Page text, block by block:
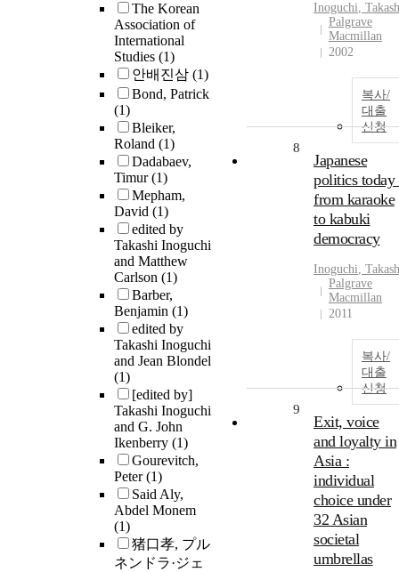
The Korean
Association of
International
Studies (1)
안배진삼 (1)
Bond, Patrick
(1)
Bleiker,
Roland (1)
Dadabaev,
Timur(1)
Mepham,
David (1)
edited by
Takashi Inoguchi
and Matthew
Carlson (1)
Barber,
Benjamin (1)
edited by
Takashi Inoguchi
and Jean Blondel
(1)
[edited by]
Takashi Inoguchi
and G. John
Ikenberry (1)
Gourevitch,
Peter(1)
Said Aly,
Abdel Monem
(1)
猪口孝, プル
ネンドラ·ジェ
Inoguchi,
Palgrave
Macmillan
2002
복사/
대출
신청
8
Japanese
politics today
from karaoke
to kabuki
democracy
Inoguchi,
Palgrave
Macmillan
2011
복사/
대출
신청
9
Exit, voice
and loyalty in
Asia :
individual
choice under
32 Asian
societal
umbrellas